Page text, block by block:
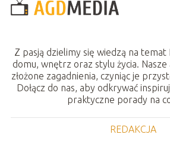
Z pasją dzielimy się wiedzą na temat
domu, wnętrz oraz stylu życia. Nasze
złożone zagadnienia, czyniąc je
Dołącz do nas, aby odkrywać
praktyczne porady na
REDAKCJA